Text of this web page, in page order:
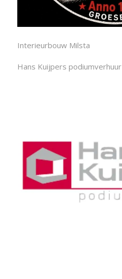
Interieurbouw Milsta
Hans Kuijpers podiumverhuur